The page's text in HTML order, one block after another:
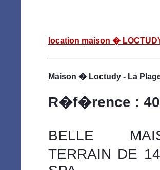
location maison �
Maison � Loctudy - La
R�f�rence :
BELLE
TERRAIN DE